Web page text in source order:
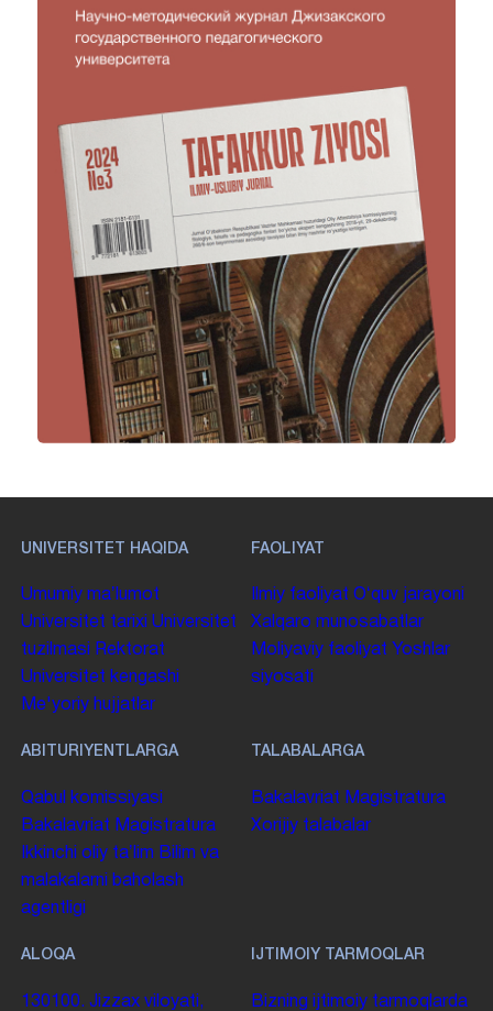
UNIVERSITET HAQIDA
Umumiy maʼlumot
Universitet tarixi Universitet
tuzilmasi
Rektorat
Universitet kengashi
Me'yoriy hujjatlar
FAOLIYAT
Ilmiy faoliyat Oʻquv jarayoni
Xalqaro munosabatlar
Moliyaviy faoliyat Yoshlar
siyosati
ABITURIYENTLARGA
Qabul komissiyasi
Bakalavriat Magistratura
Ikkinchi oliy taʼlim Bilim va
malakalarni baholash
agentligi
TALABALARGA
Bakalavriat Magistratura
Xorijiy talabalar
ALOQA
130100. Jizzax viloyati,
IJTIMOIY TARMOQLAR
Bizning ijtimoiy tarmoqlarda